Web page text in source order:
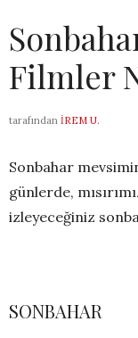
Filmler
tarafından İREM U.
Sonbahar
günlerde,
izleyeceğiniz
SONBAHAR